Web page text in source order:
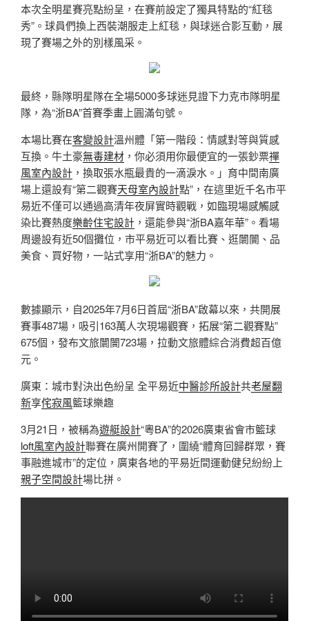
本次全明星賽亮點紛呈，在賽前設定了獨具特點的“紅毯
秀”。球員們換上西裝潮服走上紅毯，與球迷合影互動，展
現了賽場之外的別樣風采。
最終，縣隊明星隊在全場5000多球迷見證下力克市隊明星
隊，為“浙BA”首賽季畫上圓滿句號。
本場比賽在客變設計溫州體「第一階段：情感對等與質感
互換。牛土豪無毒建材 ，你必須用你最便宜的一張鈔票禪
風室內設計 ，換取張水瓶最貴的一滴淚水。」育中間南廣
場上還設有“第二觀賽天母室內設計點”，在這里近千名市平
易近不僅可以通過高清年夜屏實時觀戰，如臨現場感觸感
染比賽熱度樂齡住宅設計 ，還能參與“浙BA嘉年華”。看場
周邊設有近50個攤位，市平易近可以看比賽、逛闤闠、品
美食、買好物，一站式享用“浙BA”的魅力。
數據顯示，自2025年7月6日首屆“浙BA”啟幕以來，共開展
賽事487場，吸引163萬人次現場觀賽，拓展“第二觀賽點”
675個，發布文旅闤闠723場，拉動文旅體綜合消費超百億
元。
廣東：城市對決出色紛呈 全平易近中醫診所設計共老屋翻
新享侘寂風籃球樂趣
3月21日，被稱為遊艇設計“粵BA”的2026廣東省會市籃球
loft風室內設計聯賽在廣州開賽了，圍繞“體育回歸群眾，賽
事融進城市”的定位，廣東各地的平易近間運動健兒紛紛上
親子空間設計場比拼。